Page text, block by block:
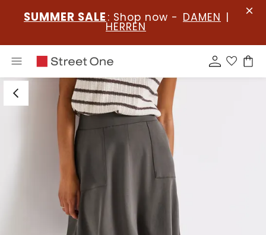
SUMMER SALE : Shop now - DAMEN |
HERREN